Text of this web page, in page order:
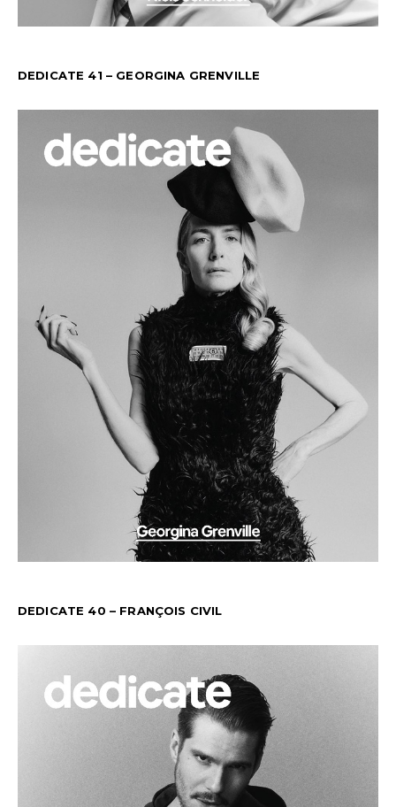
DEDICATE 41 – GEORGINA GRENVILLE
DEDICATE 40 – FRANÇOIS CIVIL